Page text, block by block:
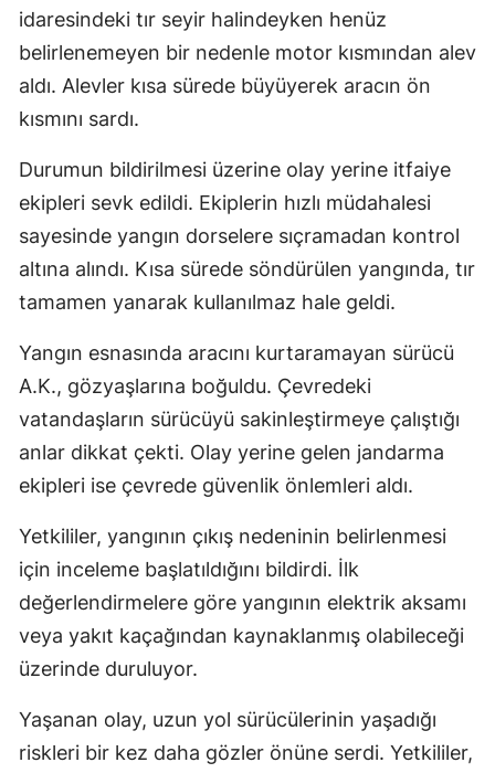
idaresindeki tır seyir halindeyken henüz
belirlenemeyen bir nedenle motor kısmından alev
aldı. Alevler kısa sürede büyüyerek aracın ön
kısmını sardı.
Durumun bildirilmesi üzerine olay yerine itfaiye
ekipleri sevk edildi. Ekiplerin hızlı müdahalesi
sayesinde yangın dorselere sıçramadan kontrol
altına alındı. Kısa sürede söndürülen yangında, tır
tamamen yanarak kullanılmaz hale geldi.
Yangın esnasında aracını kurtaramayan sürücü
A.K., gözyaşlarına boğuldu. Çevredeki
vatandaşların sürücüyü sakinleştirmeye çalıştığı
anlar dikkat çekti. Olay yerine gelen jandarma
ekipleri ise çevrede güvenlik önlemleri aldı.
Yetkililer, yangının çıkış nedeninin belirlenmesi
için inceleme başlatıldığını bildirdi. İlk
değerlendirmelere göre yangının elektrik aksamı
veya yakıt kaçağından kaynaklanmış olabileceği
üzerinde duruluyor.
Yaşanan olay, uzun yol sürücülerinin yaşadığı
riskleri bir kez daha gözler önüne serdi. Yetkililer,